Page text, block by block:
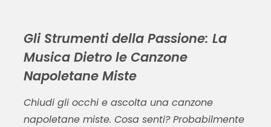
Gli Strumenti della Passione: La
Musica Dietro le Canzone
Napoletane Miste
Chiudi gli occhi e ascolta una canzone
napoletane miste. Cosa senti? Probabilmente